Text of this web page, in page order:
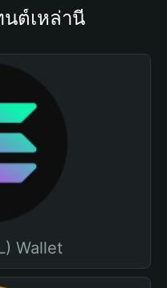
ต์เหล่านี้
Wallet